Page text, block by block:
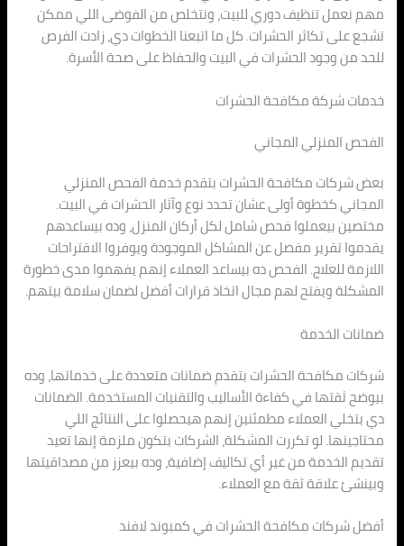
مهم نعمل تنظيف دوري للبيت، ونتخلص من الفوضى اللي ممكن
تشجع على تكاثر الحشرات. كل ما اتبعنا الخطوات دي، زادت الفرص
للحد من وجود الحشرات في البيت والحفاظ على صحة الأسرة.
خدمات شركة مكافحة الحشرات
الفحص المنزلي المجاني
بعض شركات مكافحة الحشرات بتقدم خدمة الفحص المنزلي
المجاني كخطوة أولى عشان تحدد نوع وآثار الحشرات في البيت.
مختصين بيعملوا فحص شامل لكل أركان المنزل، وده بيساعدهم
يقدموا تقرير مفصل عن المشاكل الموجودة ويوفروا الاقتراحات
اللازمة للعلاج. الفحص ده بيساعد العملاء إنهم يفهموا مدى خطورة
المشكلة ويفتح لهم مجال اتخاذ قرارات أفضل لضمان سلامة بيتهم.
ضمانات الخدمة
شركات مكافحة الحشرات بتقدم ضمانات متعددة على خدماتها، وده
بيوضح ثقتها في كفاءة الأساليب والتقنيات المستخدمة. الضمانات
دي بتخلي العملاء مطمئنين إنهم هيحصلوا على النتائج اللي
محتاجينها. لو تكررت المشكلة، الشركات بتكون ملزمة إنها تعيد
تقديم الخدمة من غير أي تكاليف إضافية، وده بيعزز من مصداقيتها
وبينشئ علاقة ثقة مع العملاء.
أفضل شركات مكافحة الحشرات في كمبوند لافند